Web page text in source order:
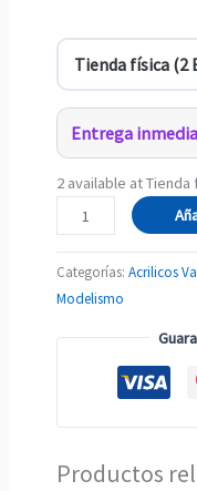
Entrega
2 available at Tienda
72.158
MAGENTA
FLUORESCENTE
cantidad
Categorías:Acrilicos
Modelismo
Productos